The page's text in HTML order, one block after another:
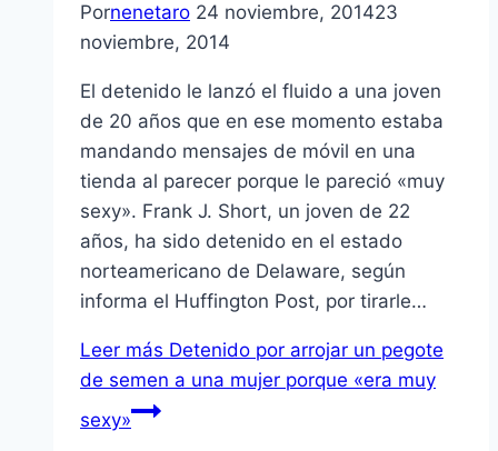
Pornenetaro 24 noviembre, 201423
noviembre, 2014
El detenido le lanzó el fluido a una joven
de 20 años que en ese momento estaba
mandando mensajes de móvil en una
tienda al parecer porque le pareció «muy
sexy». Frank J. Short, un joven de 22
años, ha sido detenido en el estado
norteamericano de Delaware, según
informa el Huffington Post, por tirarle…
Leer más Detenido por arrojar un pegote
de semen a una mujer porque «era muy
sexy»